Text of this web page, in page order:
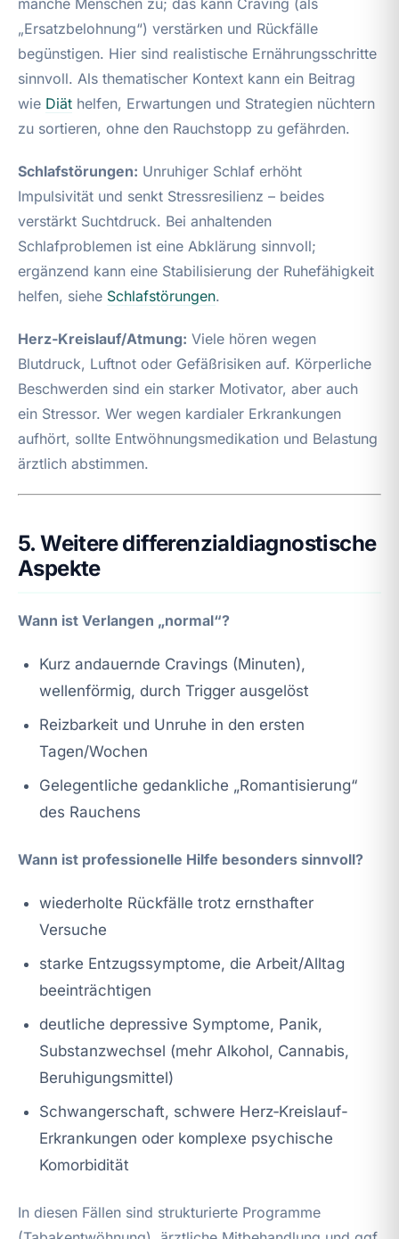
„Ersatzbelohnung“) verstärken und Rückfälle
begünstigen. Hier sind realistische Ernährungsschritte
sinnvoll. Als thematischer Kontext kann ein Beitrag
wie Diät helfen, Erwartungen und Strategien nüchtern
zu sortieren, ohne den Rauchstopp zu gefährden.
Schlafstörungen: Unruhiger Schlaf erhöht
Impulsivität und senkt Stressresilienz – beides
verstärkt Suchtdruck. Bei anhaltenden
Schlafproblemen ist eine Abklärung sinnvoll;
ergänzend kann eine Stabilisierung der Ruhefähigkeit
helfen, siehe Schlafstörungen.
Herz‑Kreislauf/Atmung: Viele hören wegen
Blutdruck, Luftnot oder Gefäßrisiken auf. Körperliche
Beschwerden sind ein starker Motivator, aber auch
ein Stressor. Wer wegen kardialer Erkrankungen
aufhört, sollte Entwöhnungsmedikation und Belastung
ärztlich abstimmen.
5. Weitere differenzialdiagnostische
Aspekte
Wann ist Verlangen „normal“?
Kurz andauernde Cravings (Minuten),
wellenförmig, durch Trigger ausgelöst
Reizbarkeit und Unruhe in den ersten
Tagen/Wochen
Gelegentliche gedankliche „Romantisierung“
des Rauchens
Wann ist professionelle Hilfe besonders sinnvoll?
wiederholte Rückfälle trotz ernsthafter
Versuche
starke Entzugssymptome, die Arbeit/Alltag
beeinträchtigen
deutliche depressive Symptome, Panik,
Substanzwechsel (mehr Alkohol, Cannabis,
Beruhigungsmittel)
Schwangerschaft, schwere Herz‑Kreislauf-
Erkrankungen oder komplexe psychische
Komorbidität
In diesen Fällen sind strukturierte Programme